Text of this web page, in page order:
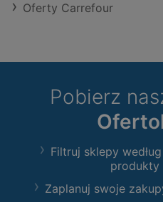
Oferty Carrefour
Pobierz
Filtruj sklepy
produkty
Zaplanuj swoje